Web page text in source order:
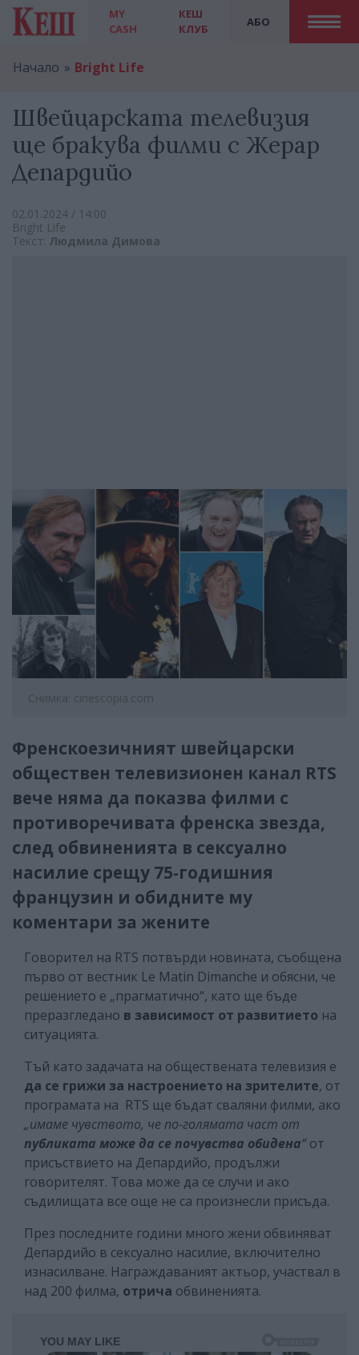
MY
CASH
АБО
КЕШ
КЛУБ
Начало Bright Life
Швейцарската телевизия
ще бракува филми с Жерар
Депардийо
02.01.2024 / 14:00
Bright Life
Текст: Людмила Димова
Снимка: cinescopia.com
Френскоезичният швейцарски
обществен телевизионен канал RTS
вече няма да показва филми с
противоречивата френска звезда,
след обвиненията в сексуално
насилие срещу 75-годишния
французин и обидните му
коментари за жените
Говорител на RTS потвърди новината, съобщена
първо от вестник Le Matin Dimanche и обясни, че
решението е „прагматично“, като ще бъде
преразгледано в зависимост от развитието на
ситуацията.
Тъй като задачата на обществената телевизия е
да се грижи за настроението на зрителите, от
програмата на RTS ще бъдат сваляни филми, ако
„имаме чувството, че по-голямата част от
публиката може да се почувства обидена“от
присъствието на Депардийо, продължи
говорителят. Това може да се случи и ако
съдилищата все още не са произнесли присъда.
През последните години много жени обвиняват
Депардийо в сексуално насилие, включително
изнасилване. Награждаваният актьор, участвал в
над 200 филма, отрича обвиненията.